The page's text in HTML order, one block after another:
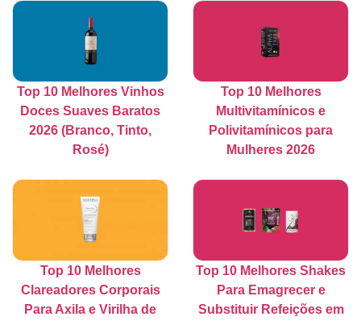
Top 10 Melhores Vinhos
Doces Suaves Baratos
2026 (Branco, Tinto,
Rosé)
Top 10 Melhores
Multivitamínicos e
Polivitamínicos para
Mulheres 2026
Top 10 Melhores
Clareadores Corporais
Para Axila e Virilha de
Top 10 Melhores Shakes
Para Emagrecer e
Substituir Refeições em